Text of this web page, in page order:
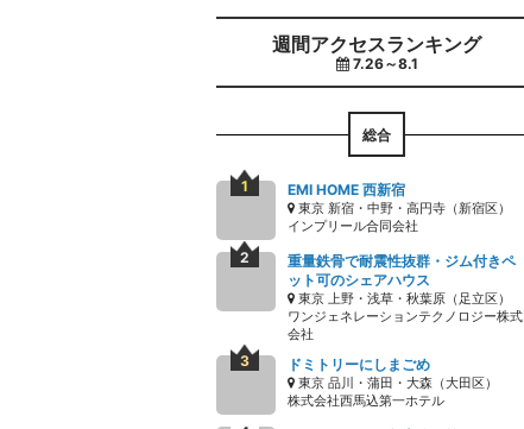
週間アクセスランキング
7.26～8.1
総合
EMI HOME 西新宿
東京 新宿・中野・高円寺（新宿区）
インプリール合同会社
重量鉄骨で耐震性抜群・ジム付きペ
ット可のシェアハウス
東京 上野・浅草・秋葉原（足立区）
ワンジェネレーションテクノロジー株式
会社
ドミトリーにしまごめ
東京 品川・蒲田・大森（大田区）
株式会社西馬込第一ホテル